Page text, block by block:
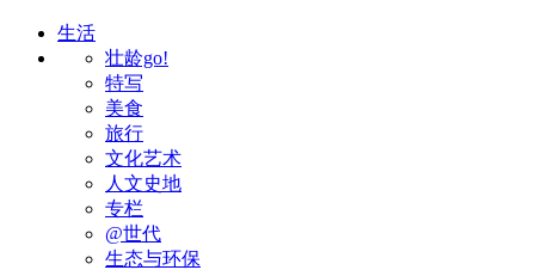
生活
壮龄go!
特写
美食
旅行
文化艺术
人文史地
专栏
@世代
生态与环保